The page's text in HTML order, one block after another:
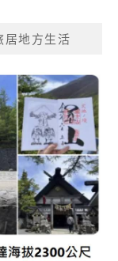
居地方生活